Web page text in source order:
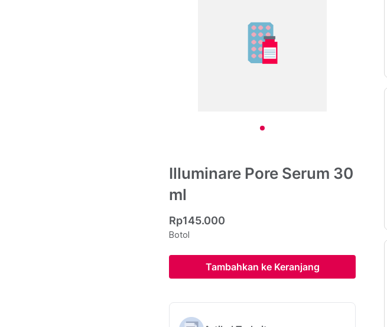
Illuminare Pore Serum 30
ml
Rp145.000
Botol
Tambahkan ke Keranjang